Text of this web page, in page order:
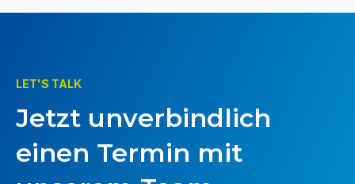
LET'S TALK
Jetzt unverbindlich
einen Termin mit